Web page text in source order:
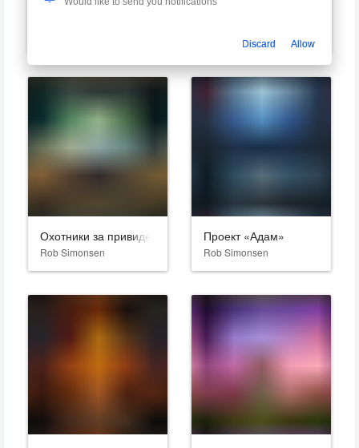
Охотники за привидениями: Наследники
Rob Simonsen
Проект «Адам»
Rob Simonsen
Discard Allow